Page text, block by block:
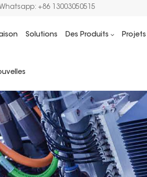
+86 13003050515
Solutions Des Produits Projets